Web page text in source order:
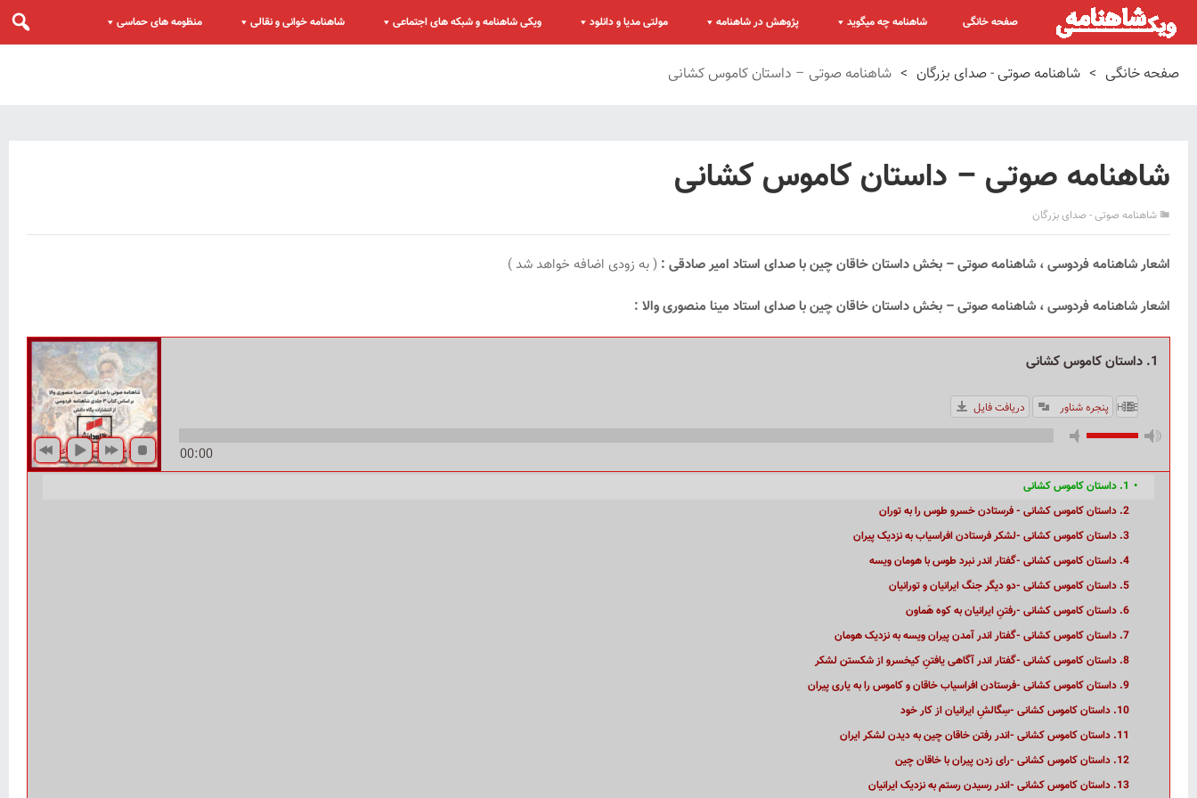
صفحه خانگی شاهنامه چه میگوید پژوهش در شاهنامه مولتی مدیا و دانلود ویکی شاهنامه و شبکه های اجتماعی شاهنامه خوانی و نقالی منظومه های حماسی
صفحه خانگی > شاهنامه صوتی - صدای بزرگان > شاهنامه صوتی – داستان کاموس کشانی
شاهنامه صوتی – داستان کاموس کشانی
شاهنامه صوتی - صدای بزرگان
اشعار شاهنامه فردوسی ، شاهنامه صوتی – بخش داستان خاقان چین با صدای استاد امیر صادقی : ( به زودی اضافه خواهد شد )
اشعار شاهنامه فردوسی ، شاهنامه صوتی – بخش داستان خاقان چین با صدای استاد مینا منصوری والا :
1. داستان کاموس کشانی
00:00
HIDE PLAYLIST پنجره شناور دریافت فایل
1. داستان کاموس کشانی
2. داستان کاموس کشانی - فرستادن خسرو طوس را به توران
3. داستان کاموس کشانی -لشکر فرستادن افراسیاب به نزدیک پیران
4. داستان کاموس کشانی -گفتار اندر نبرد طوس با هومان ویسه
5. داستان کاموس کشانی -دو دیگر جنگ ایرانیان و تورانیان
6. داستان کاموس کشانی -رفتنِ ایرانیان به کوه هَماون
7. داستان کاموس کشانی -گفتار اندر آمدن پیران ویسه به نزدیک هومان
8. داستان کاموس کشانی -گفتار اندر آگاهی یافتنِ کیخسرو از شکستن لشکر
9. داستان کاموس کشانی -فرستادن افراسیاب خاقان و کاموس را به یاری پیران
10. داستان کاموس کشانی -سِگالشِ ایرانیان از کار خود
11. داستان کاموس کشانی -اندر رفتن خاقان چین به دیدن لشکر ایران
12. داستان کاموس کشانی -رای زدن پیران با خاقان چین
13. داستان کاموس کشانی -اندر رسیدن رستم به نزدیک ایرانیان